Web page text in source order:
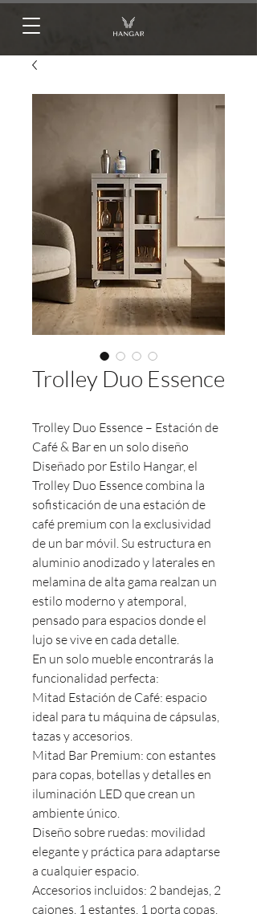
Trolley Duo Essence
Trolley Duo Essence – Estación de
Café & Bar en un solo diseño
Diseñado por Estilo Hangar, el
Trolley Duo Essence combina la
sofisticación de una estación de
café premium con la exclusividad
de un bar móvil. Su estructura en
aluminio anodizado y laterales en
melamina de alta gama realzan un
estilo moderno y atemporal,
pensado para espacios donde el
lujo se vive en cada detalle.
En un solo mueble encontrarás la
funcionalidad perfecta:
Mitad Estación de Café: espacio
ideal para tu máquina de cápsulas,
tazas y accesorios.
Mitad Bar Premium: con estantes
para copas, botellas y detalles en
iluminación LED que crean un
ambiente único.
Diseño sobre ruedas: movilidad
elegante y práctica para adaptarse
a cualquier espacio.
Accesorios incluidos: 2 bandejas, 2
cajones, 1 estantes, 1 porta copas,